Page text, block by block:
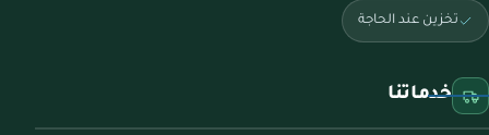
تخزين عند الحاجة
خدماتنا